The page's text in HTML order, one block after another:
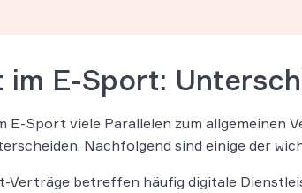
E-Sport:
E-Sport viele Parallelen zum allgemeinen
Nachfolgend sind einige der
Verträge betreffen häufig digitale